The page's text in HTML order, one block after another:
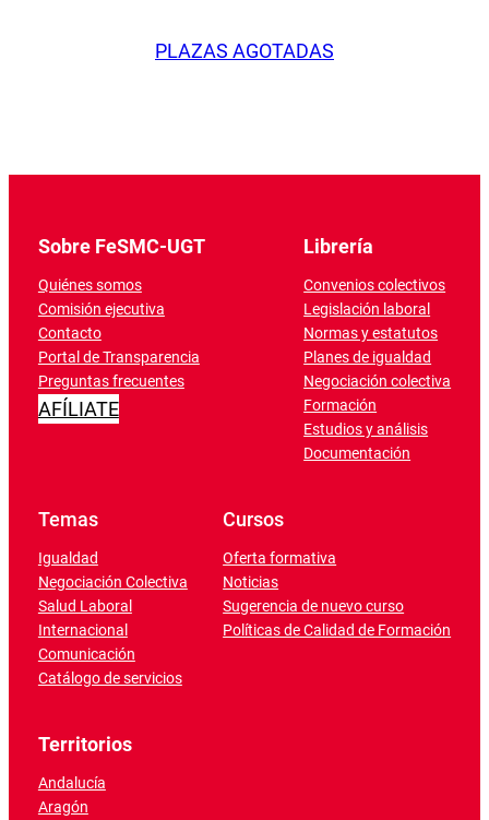
PLAZAS AGOTADAS
Sobre FeSMC-UGT
Quiénes somos
Comisión ejecutiva
Contacto
Portal de Transparencia
Preguntas frecuentes
AFÍLIATE
Librería
Convenios colectivos
Legislación laboral
Normas y estatutos
Planes de igualdad
Negociación colectiva
Formación
Estudios y análisis
Documentación
Temas
Igualdad
Negociación Colectiva
Salud Laboral
Internacional
Comunicación
Catálogo de servicios
Cursos
Oferta formativa
Noticias
Sugerencia de nuevo curso
Políticas de Calidad de Formación
Territorios
Andalucía
Aragón